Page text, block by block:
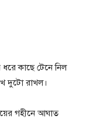
কাছে টেনে নিল
দুটো রাখল।
গহীনে আঘাত